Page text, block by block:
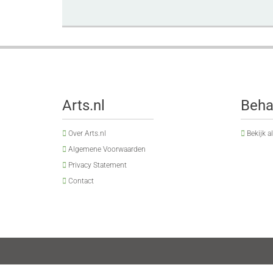
Arts.nl
Over Arts.nl
Algemene Voorwaarden
Privacy Statement
Contact
Bekijk